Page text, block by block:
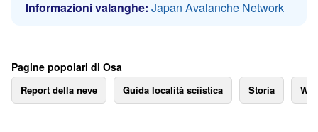
Informazioni valanghe: Japan Avalanche Network
Pagine popolari di Osa
Report della neve Guida località sciistica Storia